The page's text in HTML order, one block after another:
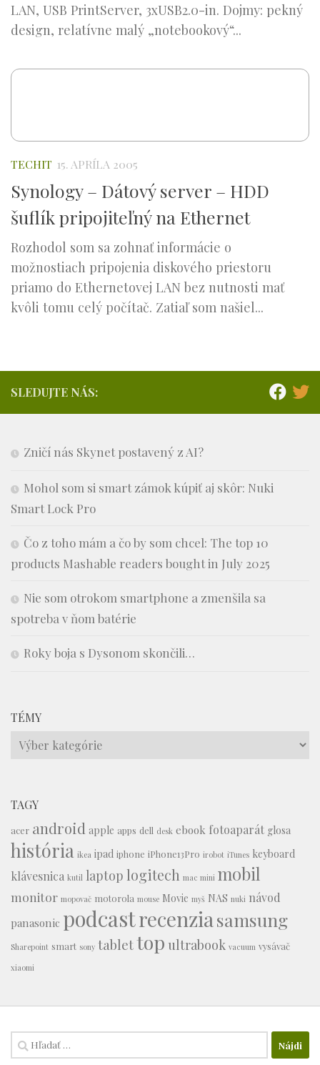
LAN, USB PrintServer, 3xUSB2.0-in. Dojmy: pekný
design, relatívne malý „notebookový“...
TECHIT 15. APRÍLA 2005
Synology – Dátový server – HDD
šuflík pripojiteľný na Ethernet
Rozhodol som sa zohnať informácie o
možnostiach pripojenia diskového priestoru
priamo do Ethernetovej LAN bez nutnosti mať
kvôli tomu celý počítač. Zatiaľ som našiel...
SLEDUJTE NÁS:
Zničí nás Skynet postavený z AI?
Mohol som si smart zámok kúpiť aj skôr: Nuki
Smart Lock Pro
Čo z toho mám a čo by som chcel: The top 10
products Mashable readers bought in July 2025
Nie som otrokom smartphone a zmenšila sa
spotreba v ňom batérie
Roky boja s Dysonom skončili…
TÉMY
Témy
TAGY
acer android apple apps dell desk ebook fotoaparát glosa
história ikea ipad iphone iPhone13Pro irobot iTunes keyboard
klávesnica kutil laptop logitech mac mini mobil
monitor mopovač motorola mouse Movie myš NAS nuki návod
panasonic podcastrecenziasamsung
Sharepoint smart sony tablettop ultrabook vacuum vysávač
xiaomi
Hľadať: